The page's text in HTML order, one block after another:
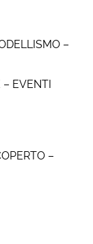
–
– EVENTI
–